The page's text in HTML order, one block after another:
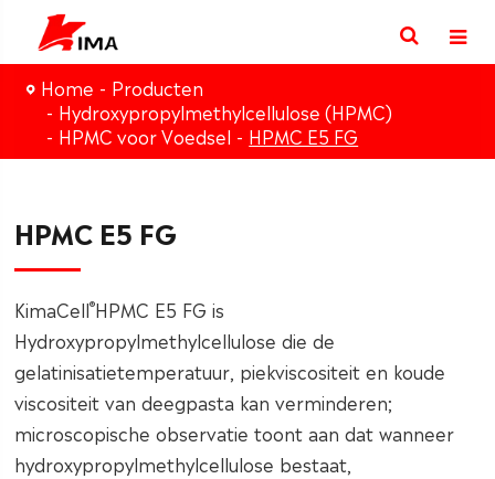
Home
Producten
Hydroxypropylmethylcellulose (HPMC)
HPMC voor Voedsel
HPMC E5 FG
HPMC E5 FG
KimaCell®HPMC E5 FG is
Hydroxypropylmethylcellulose die de
gelatinisatietemperatuur, piekviscositeit en koude
viscositeit van deegpasta kan verminderen;
microscopische observatie toont aan dat wanneer
hydroxypropylmethylcellulose bestaat,